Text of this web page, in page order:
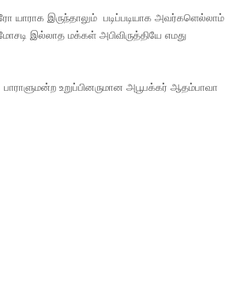
யாராக இருந்தாலும் படிப்படியாக அவர்களெல்லாம்
இல்லாத மக்கள் அபிவிருத்தியே எமது
உறுப்பினருமான அபூபக்கர் ஆதம்பாவா